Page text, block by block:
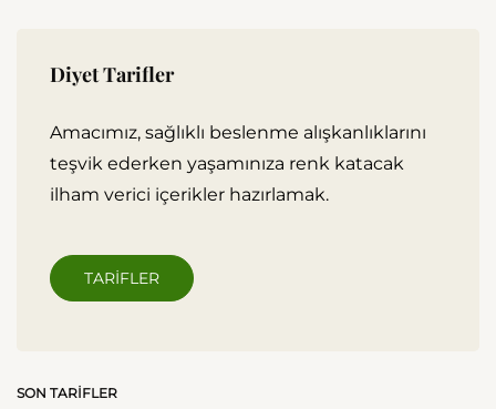
Diyet Tarifler
Amacımız, sağlıklı beslenme alışkanlıklarını
teşvik ederken yaşamınıza renk katacak
ilham verici içerikler hazırlamak.
TARIFLER
SON TARIFLER